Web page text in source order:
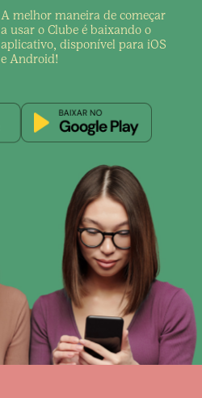
A melhor maneira de começar
a usar o Clube é baixando o
aplicativo, disponível para iOS
e Android!